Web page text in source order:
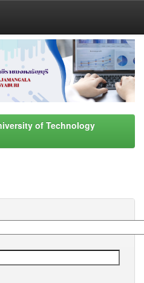
of Technology